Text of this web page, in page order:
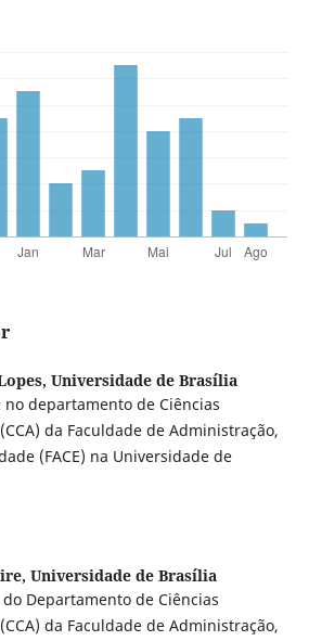
Universidade de Brasília
no departamento de Ciências
da Faculdade de Administração,
(FACE) na Universidade de
Universidade de Brasília
Departamento de Ciências
da Faculdade de Administração,